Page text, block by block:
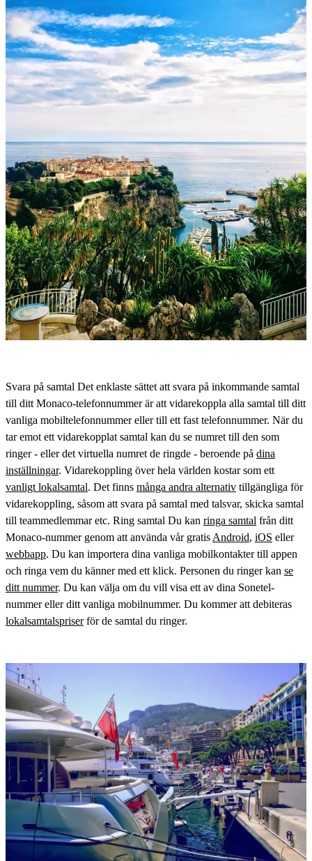
Svara på samtal Det enklaste sättet att svara på inkommande samtal
till ditt Monaco-telefonnummer är att vidarekoppla alla samtal till ditt
vanliga mobiltelefonnummer eller till ett fast telefonnummer. När du
tar emot ett vidarekopplat samtal kan du se numret till den som
ringer - eller det virtuella numret de ringde - beroende på dina
inställningar. Vidarekoppling över hela världen kostar som ett
vanligt lokalsamtal. Det finns många andra alternativ tillgängliga för
vidarekoppling, såsom att svara på samtal med talsvar, skicka samtal
till teammedlemmar etc. Ring samtal Du kan ringa samtal från ditt
Monaco-nummer genom att använda vår gratis Android, iOS eller
webbapp. Du kan importera dina vanliga mobilkontakter till appen
och ringa vem du känner med ett klick. Personen du ringer kan se
ditt nummer. Du kan välja om du vill visa ett av dina Sonetel-
nummer eller ditt vanliga mobilnummer. Du kommer att debiteras
lokalsamtalspriserför de samtal du ringer.